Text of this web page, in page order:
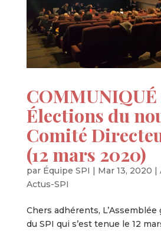
COMMUNIQUÉ
Élections du
Comité
(12 mars 2020)
par Équipe SPI | Mar 13, 2020 |
Actus-SPI
Chers adhérents,
du SPI qui s’est tenue le 12